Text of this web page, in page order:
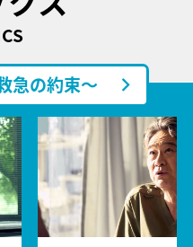
急の約束～